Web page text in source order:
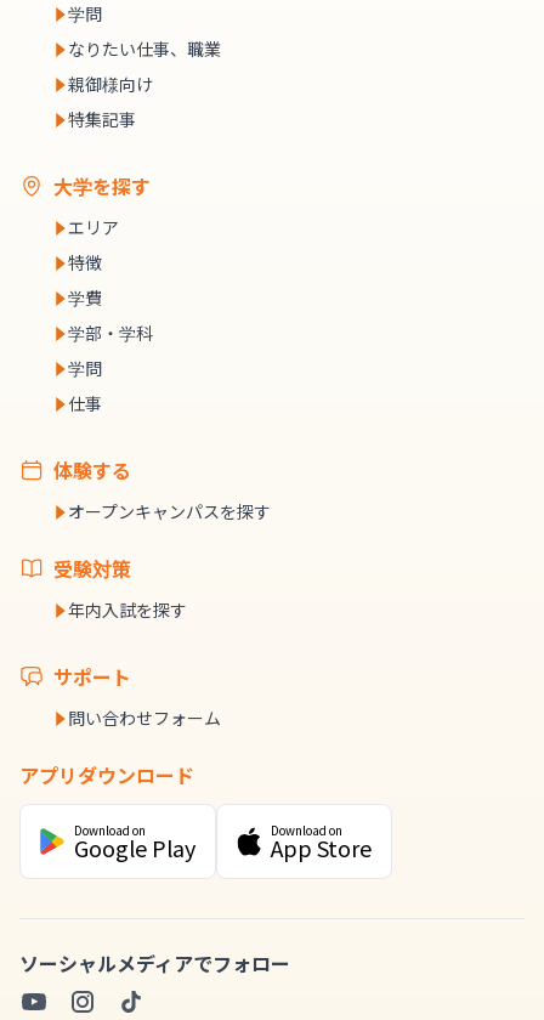
学問
なりたい仕事、職業
親御様向け
特集記事
大学を探す
エリア
特徴
学費
学部・学科
学問
仕事
体験する
オープンキャンパスを探す
受験対策
年内入試を探す
サポート
問い合わせフォーム
アプリダウンロード
Download on
Google Play
Download on
App Store
ソーシャルメディアでフォロー